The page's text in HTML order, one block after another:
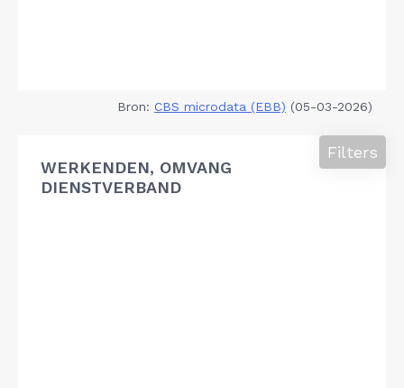
Bron: CBS microdata (EBB) (05-03-2026)
WERKENDEN, OMVANG
DIENSTVERBAND
Filters